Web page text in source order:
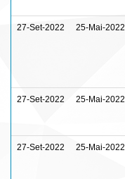
27-Set-2022 25-Mai-2022
27-Set-2022 25-Mai-2022
27-Set-2022 25-Mai-2022